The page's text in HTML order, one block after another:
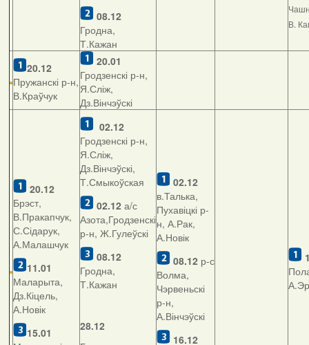
08.12
Гродна,
Т.Кажан
В.
20.12
Пружанскі р-н,
В.Краўчук
20.01
Гродзенскі р-н,
Я.Сліж,
Дз.Вінчэўскі
20.12
Брэст,
В.Пракапчук,
С.Сідарук,
А.Малашчук
11.01
Маларыта,
Дз.Кіцель,
А.Новік
15.01
02.12
Гродзенскі р-н,
Я.Сліж,
Дз.Вінчэўскі,
Т.Смыкоўская
02.12а/с
Азота,Гродзенскі
р-н, Ж.Гулеўскі
08.12
Гродна,
Т.Кажан
28.12
02.12
в.Талька,
Пухавіцкі р-
н, А.Рак,
А.Новік
08.12 р-с
Волма,
Чэрвеньскі
р-н,
А.Вінчэўскі
16.12